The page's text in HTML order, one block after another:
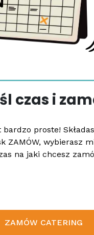
czas i
bardzo proste!
ZAMÓW, wybierasz
na jaki chcesz
ZAMÓW CATERING